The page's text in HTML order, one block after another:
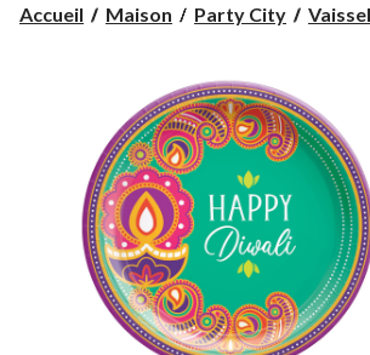
Accueil Maison Party City